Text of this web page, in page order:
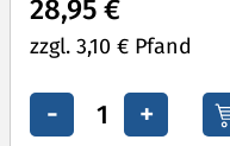
28,95 €
zzgl. 3,10 € Pfand
- +